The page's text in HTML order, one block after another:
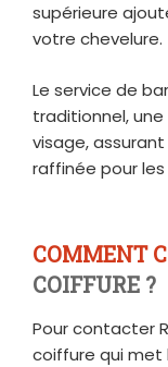
supérieure
votre chevelure.
Le service de
traditionnel,
visage,
raffinée pour
COMMENT
COIFFURE ?
Pour contacter
coiffure qui met